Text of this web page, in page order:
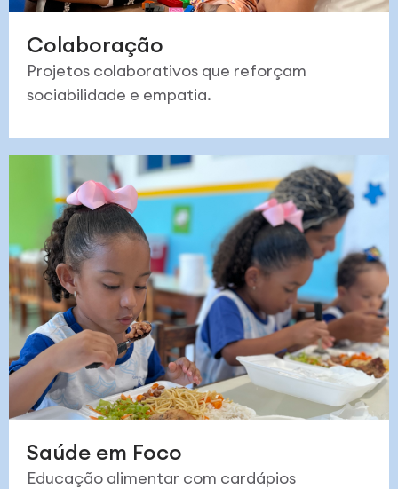
Colaboração
Projetos colaborativos que reforçam
sociabilidade e empatia.
Saúde em Foco
Educação alimentar com cardápios